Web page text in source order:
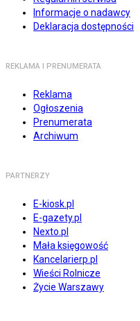
Informacje o nadawcy
Deklaracja dostępności
REKLAMA I PRENUMERATA
Reklama
Ogłoszenia
Prenumerata
Archiwum
PARTNERZY
E-kiosk.pl
E-gazety.pl
Nexto.pl
Mała księgowość
Kancelarierp.pl
Wieści Rolnicze
Życie Warszawy